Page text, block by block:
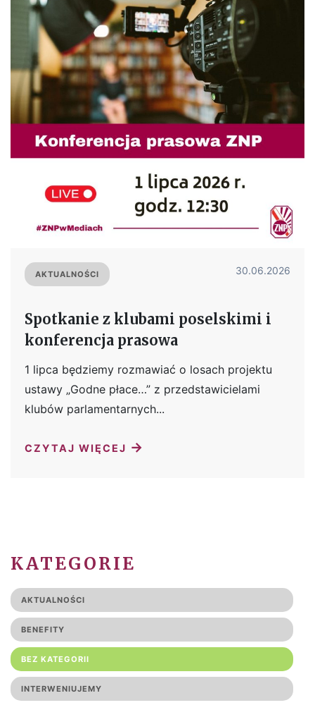
AKTUALNOŚCI 30.06.2026
Spotkanie z klubami poselskimi i
konferencja prasowa
1 lipca będziemy rozmawiać o losach projektu
ustawy „Godne płace…” z przedstawicielami
klubów parlamentarnych...
CZYTAJ WIĘCEJ →
KATEGORIE
AKTUALNOŚCI
BENEFITY
BEZ KATEGORII
INTERWENIUJEMY